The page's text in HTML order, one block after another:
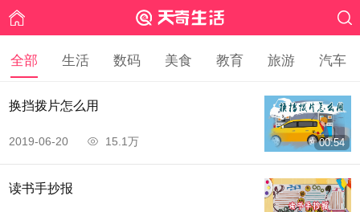
全部 生活 数码 美食 教育 旅游 汽车
00:54
换挡拨片怎么用
2019-06-20 15.1万
读书手抄报